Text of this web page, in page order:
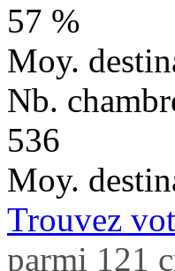
57 %
Moy.
Nb.
536
Moy.
Trouvez
parmi 121